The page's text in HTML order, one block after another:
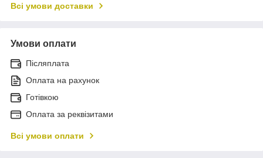
Всі умови доставки
Умови оплати
Післяплата
Оплата на рахунок
Готівкою
Оплата за реквізитами
Всі умови оплати